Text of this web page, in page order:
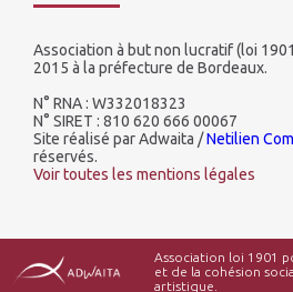
Association à but non lucratif (loi
2015 à la préfecture de Bordeaux.
N° RNA : W332018323
N° SIRET : 810 620 666 00067
Site réalisé par Adwaita /Netilien
réservés.
Voir toutes les mentions légales
Association loi 1901
et de la cohésion
artistique.